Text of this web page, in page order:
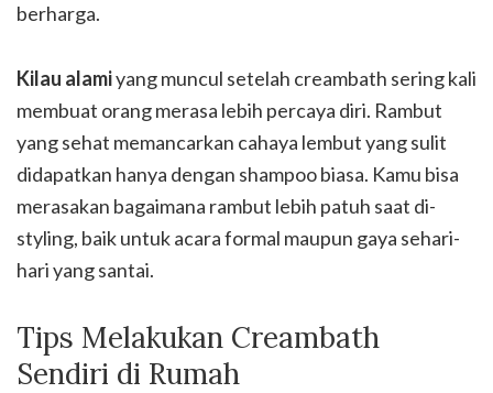
berharga.
Kilau alamiyang muncul setelah creambath sering kali
membuat orang merasa lebih percaya diri. Rambut
yang sehat memancarkan cahaya lembut yang sulit
didapatkan hanya dengan shampoo biasa. Kamu bisa
merasakan bagaimana rambut lebih patuh saat di-
styling, baik untuk acara formal maupun gaya sehari-
hari yang santai.
Tips Melakukan Creambath
Sendiri di Rumah